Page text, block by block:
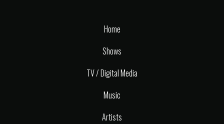
Home
Shows
TV / Digital Media
Music
Artists